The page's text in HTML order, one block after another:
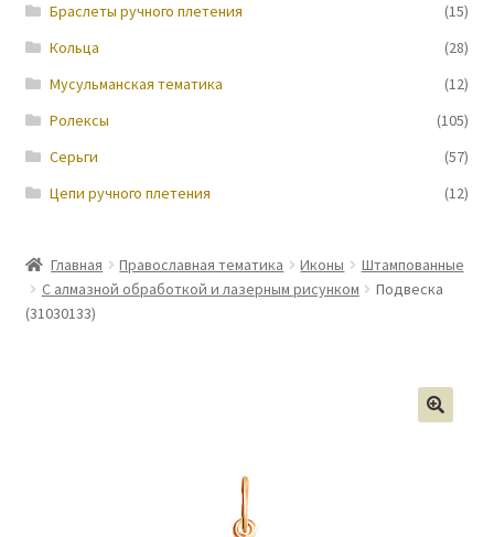
Браслеты ручного плетения
(15)
Кольца
(28)
Мусульманская тематика
(12)
Ролексы
(105)
Серьги
(57)
Цепи ручного плетения
(12)
Главная Православная тематика Иконы
Штампованные
С алмазной обработкой и лазерным рисунком
Подвеска
(31030133)